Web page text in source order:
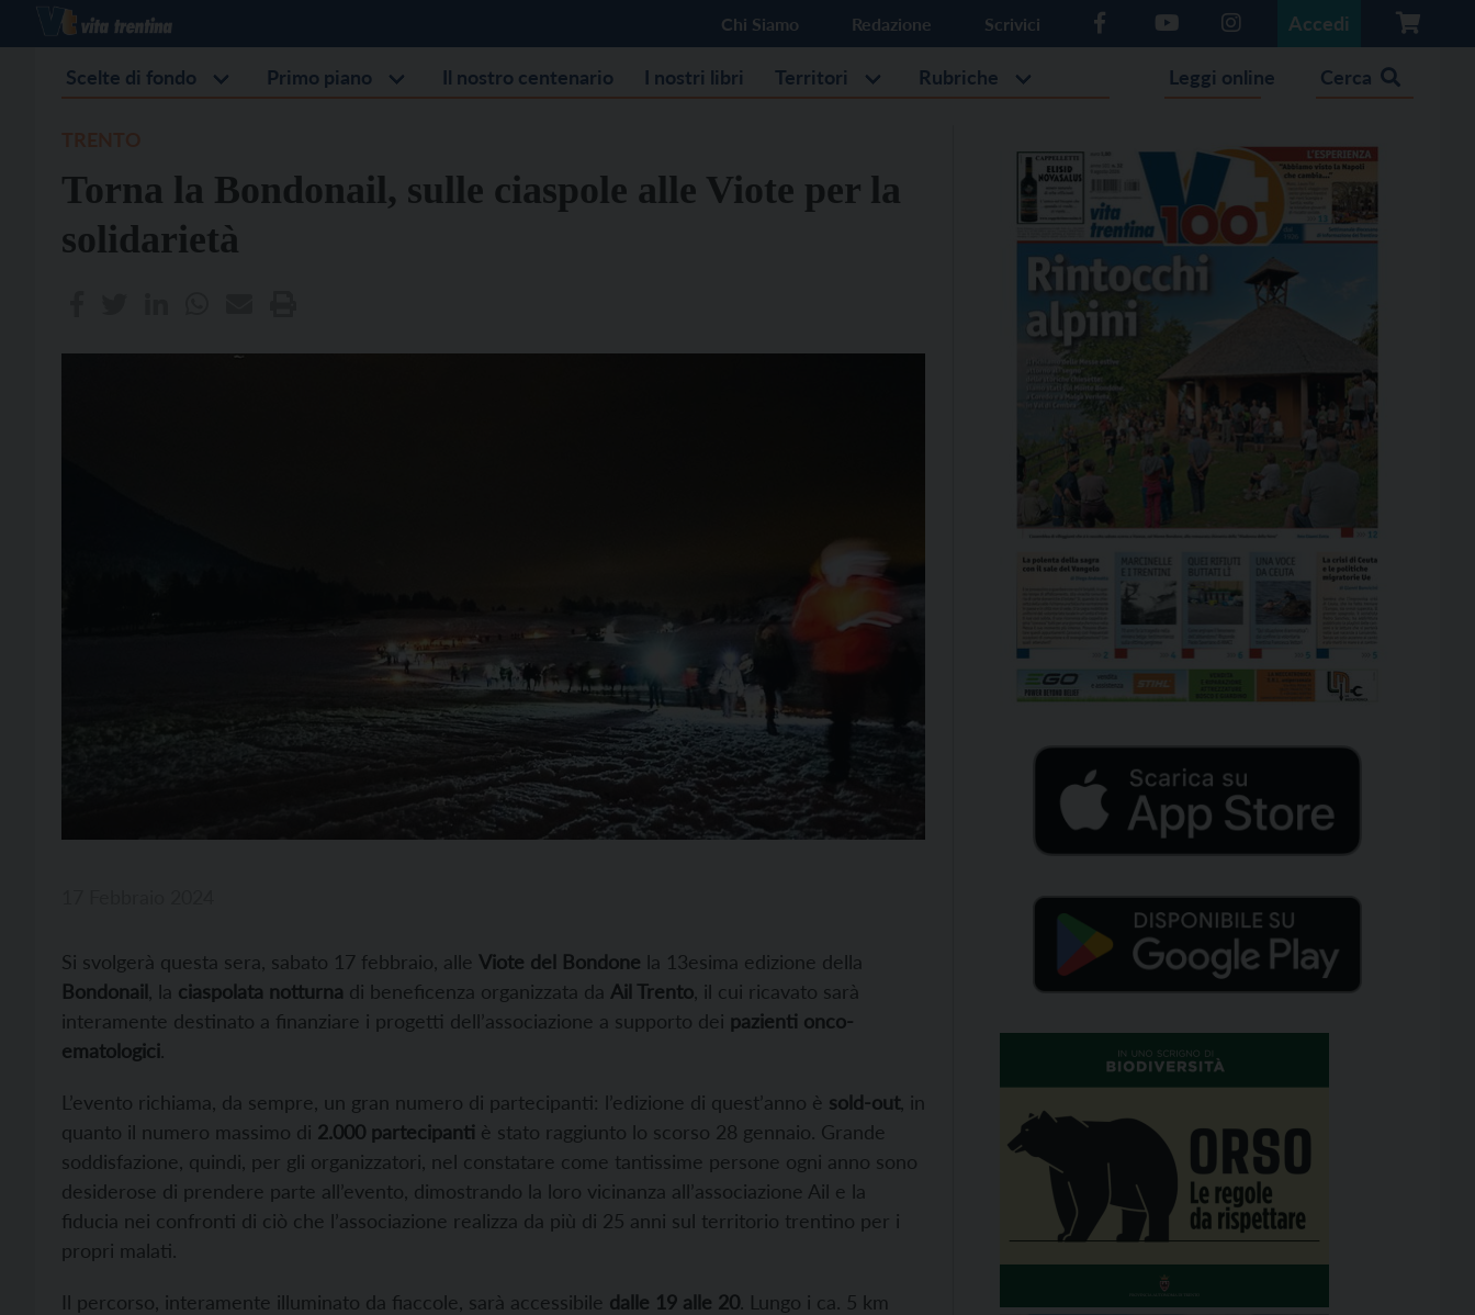
Chi Siamo Redazione Scrivici Accedi
Scelte di fondo Primo piano Il nostro centenario I nostri libri Territori Rubriche Leggi online Cerca
Torna la Bondonail, sulle ciaspole alle Viote per la
solidarietà
Si svolgerà questa sera, sabato 17 febbraio, alle Viote del Bondone la 13esima edizione della
Bondonail , la ciaspolata notturna di beneficenza organizzata da Ail Trento , il cui ricavato sarà
interamente destinato a finanziare i progetti dell’associazione a supporto dei pazienti onco-
ematologici.
L’evento richiama, da sempre, un gran numero di partecipanti: l’edizione di quest’anno è sold-out, in
quanto il numero massimo di 2.000 partecipanti è stato raggiunto lo scorso 28 gennaio. Grande
soddisfazione, quindi, per gli organizzatori, nel constatare come tantissime persone ogni anno sono
desiderose di prendere parte all’evento, dimostrando la loro vicinanza all’associazione Ail e la
fiducia nei confronti di ciò che l’associazione realizza da più di 25 anni sul territorio trentino per i
propri malati.
Il percorso, interamente illuminato da fiaccole, sarà accessibile dalle 19 alle 20. Lungo i ca. 5 km